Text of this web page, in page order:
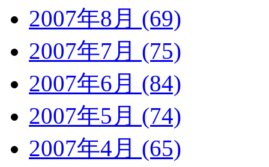
2007年8月 (69)
2007年7月 (75)
2007年6月 (84)
2007年5月 (74)
2007年4月 (65)